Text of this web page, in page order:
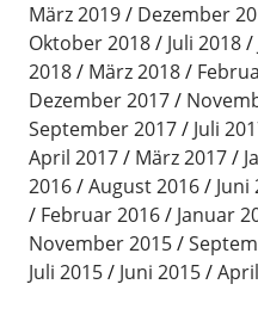
März 2019 Dezember
Oktober 2018
Juli 2018
2018
März 2018
Dezember 2017
September 2017
Juli
April 2017
März 2017
2016
August 2016 Juni
Februar 2016
Januar
November 2015
Juli 2015
Juni 2015